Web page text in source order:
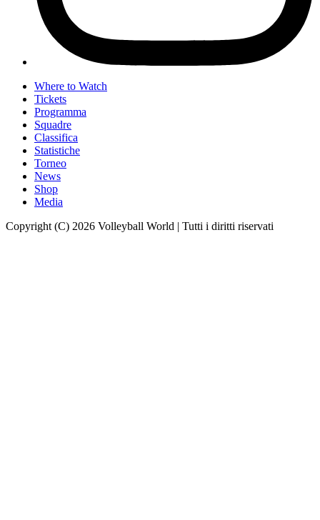
Where to Watch
Tickets
Programma
Squadre
Classifica
Statistiche
Torneo
News
Shop
Media
Copyright (C) 2026 Volleyball World | Tutti i diritti riservati